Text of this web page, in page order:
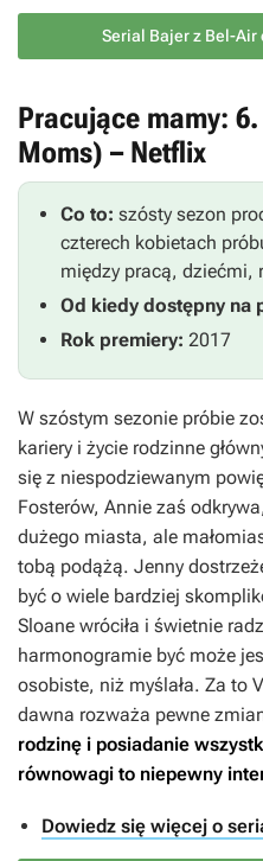
Serial Bajer z Bel-Air
Pracujące mamy:
Moms) – Netflix
Co to: szósty sezon
czterech kobietach
między pracą, dziećmi,
Od kiedy dostępny na
Rok premiery: 2017
W szóstym sezonie próbie
kariery i życie rodzinne
się z niespodziewanym
Fosterów, Annie zaś
dużego miasta, ale
tobą podążą. Jenny
być o wiele bardziej
Sloane wróciła i świetnie
harmonogramie być może
osobiste, niż myślała. Za to
dawna rozważa pewne
rodzinę i posiadanie
równowagi to niepewny
Dowiedz się więcej o